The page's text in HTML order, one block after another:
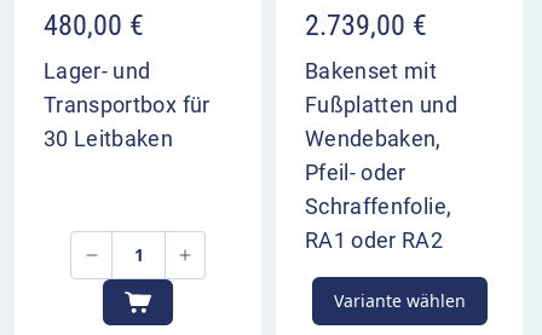
480,00 €
Lager- und
Transportbox für
30 Leitbaken
2.739,00 €
Bakenset mit
Fußplatten und
Wendebaken,
Pfeil- oder
Schraffenfolie,
RA1 oder RA2
Variante wählen